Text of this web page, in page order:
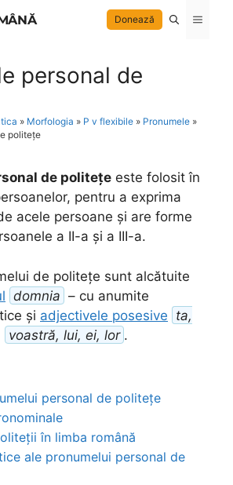
Donează Menu
personal de
» Morfologia » P v flexibile » Pronumele »
politețe
de politețe este folosit în
pentru a exprima
acele persoane și are forme
a II-a și a III-a.
de politețe sunt alcătuite
domnia – cu anumite
și adjectivele posesive ta,
voastră, lui, ei, lor .
personal de politețe
în limba română
ale pronumelui personal de